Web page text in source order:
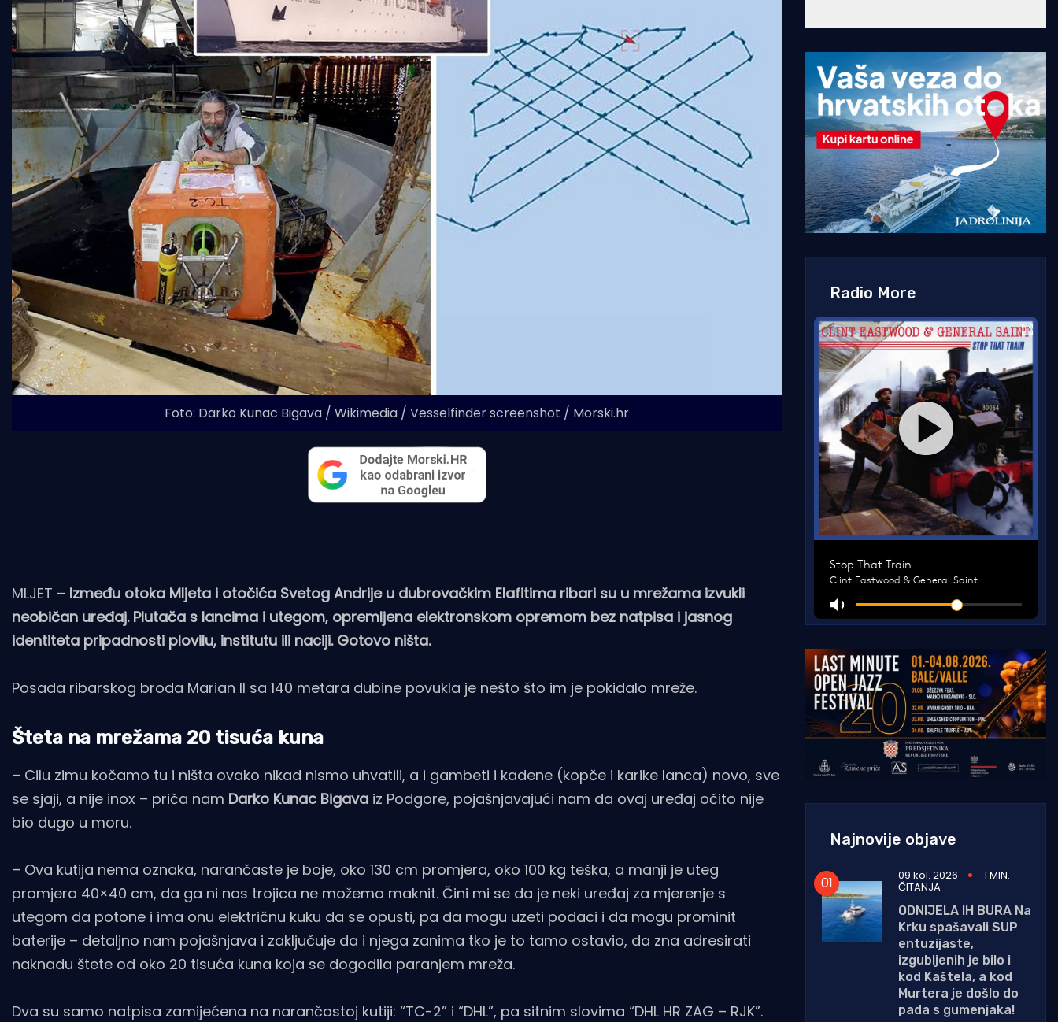
Foto: Darko Kunac Bigava / Wikimedia / Vesselfinder screenshot / Morski.hr
MLJET – Između otoka Mljeta i otočića Svetog Andrije u dubrovačkim Elafitima ribari su u mrežama izvukli
neobičan uređaj. Plutača s lancima i utegom, opremljena elektronskom opremom bez natpisa i jasnog
identiteta pripadnosti plovilu, institutu ili naciji. Gotovo ništa.
Posada ribarskog broda Marian II sa 140 metara dubine povukla je nešto što im je pokidalo mreže.
Šteta na mrežama 20 tisuća kuna
– Cilu zimu kočamo tu i ništa ovako nikad nismo uhvatili, a i gambeti i kadene (kopče i karike lanca) novo, sve
se sjaji, a nije inox – priča nam Darko Kunac Bigava iz Podgore, pojašnjavajući nam da ovaj uređaj očito nije
bio dugo u moru.
– Ova kutija nema oznaka, narančaste je boje, oko 130 cm promjera, oko 100 kg teška, a manji je uteg
promjera 40×40 cm, da ga ni nas trojica ne možemo maknit. Čini mi se da je neki uređaj za mjerenje s
utegom da potone i ima onu električnu kuku da se opusti, pa da mogu uzeti podaci i da mogu prominit
baterije – detaljno nam pojašnjava i zaključuje da i njega zanima tko je to tamo ostavio, da zna adresirati
naknadu štete od oko 20 tisuća kuna koja se dogodila paranjem mreža.
Dva su samo natpisa zamijećena na narančastoj kutiji: “TC-2” i “DHL”, pa sitnim slovima “DHL HR ZAG – RJK”.
Radio More
Najnovije objave
09 kol. 2026 1 MIN.
ČITANJA
ODNIJELA IH BURA Na
Krku spašavali SUP
entuzijaste,
izgubljenih je bilo i
kod Kaštela, a kod
Murtera je došlo do
pada s gumenjaka!